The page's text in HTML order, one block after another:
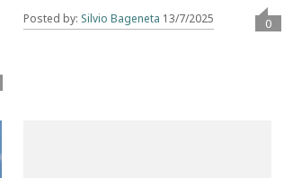
Posted by: Silvio Bageneta 13/7/2025 0